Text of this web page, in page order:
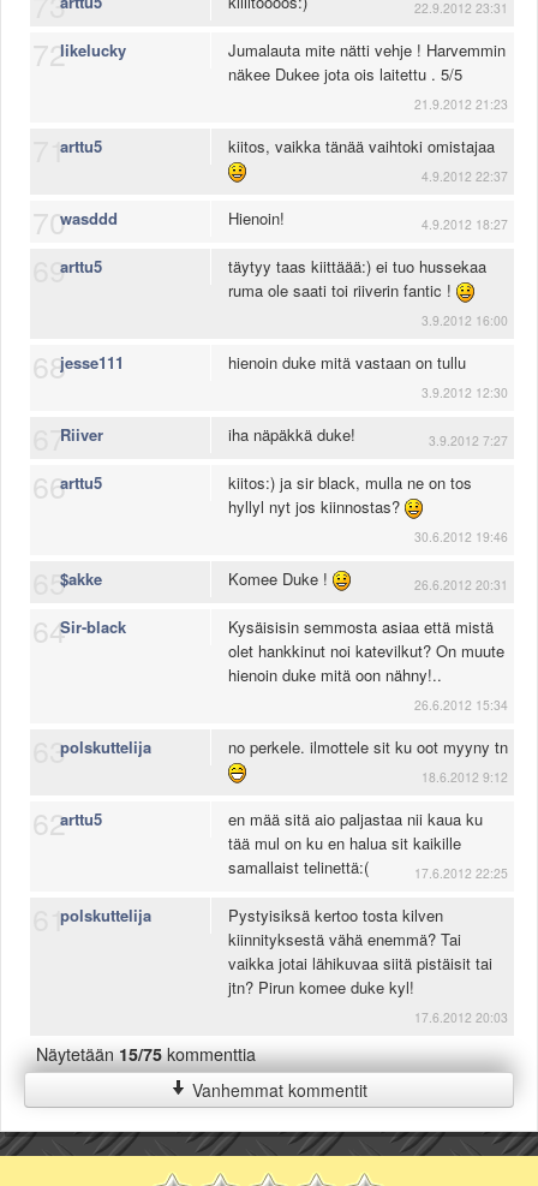
22.9.2012 23:31
72likelucky
Jumalauta mite nätti vehje ! Harvemmin
näkee Dukee jota ois laitettu . 5/5
21.9.2012 21:23
71arttu5 kiitos, vaikka tänää vaihtoki omistajaa
4.9.2012 22:37
70wasddd Hienoin! 4.9.2012 18:27
69arttu5
täytyy taas kiittäää:) ei tuo hussekaa
ruma ole saati toi riiverin fantic !
3.9.2012 16:00
68jesse111 hienoin duke mitä vastaan on tullu
3.9.2012 12:30
67Riiver iha näpäkkä duke! 3.9.2012 7:27
66arttu5
kiitos:) ja sir black, mulla ne on tos
hyllyl nyt jos kiinnostas?
30.6.2012 19:46
65$akke Komee Duke ! 26.6.2012 20:31
64Sir-black
Kysäisisin semmosta asiaa että mistä
olet hankkinut noi katevilkut? On muute
hienoin duke mitä oon nähny!..
26.6.2012 15:34
63polskuttelija no perkele. ilmottele sit ku oot myyny tn
18.6.2012 9:12
62arttu5
en mää sitä aio paljastaa nii kaua ku
tää mul on ku en halua sit kaikille
samallaist telinettä:(
17.6.2012 22:25
61polskuttelija
Pystyisiksä kertoo tosta kilven
kiinnityksestä vähä enemmä? Tai
vaikka jotai lähikuvaa siitä pistäisit tai
jtn? Pirun komee duke kyl!
17.6.2012 20:03
Näytetään15/75kommenttia
Vanhemmat kommentit